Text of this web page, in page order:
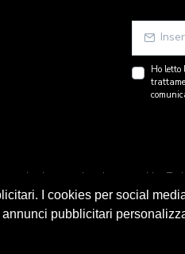
I cookies per social
pubblicitari
Ho letto
owned and operated by